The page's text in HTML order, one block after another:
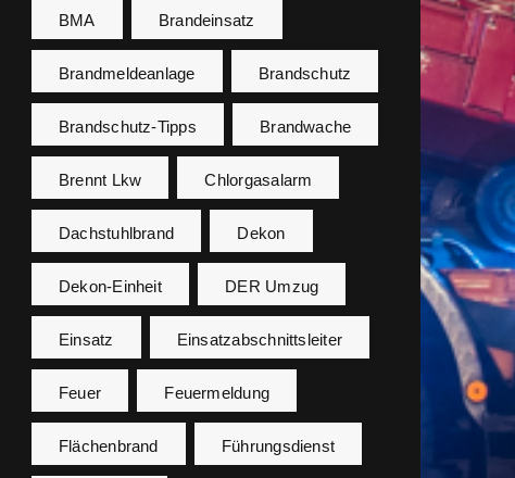
BMA Brandeinsatz
Brandmeldeanlage Brandschutz
Brandschutz-Tipps Brandwache
Brennt Lkw Chlorgasalarm
Dachstuhlbrand Dekon
Dekon-Einheit DER Umzug
Einsatz Einsatzabschnittsleiter
Feuer Feuermeldung
Flächenbrand Führungsdienst